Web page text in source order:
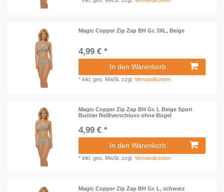
Magic Copper Zip Zap BH Gr. 3XL, Beige
4,99 € *
In den Warenkorb
*inkl. ges. MwSt. zzgl.Versandkosten
Magic Copper Zip Zap BH Gr. L Beige Sport
Bustier Reißverschluss ohne Bügel
4,99 € *
In den Warenkorb
*inkl. ges. MwSt. zzgl.Versandkosten
Magic Copper Zip Zap BH Gr. L, schwarz